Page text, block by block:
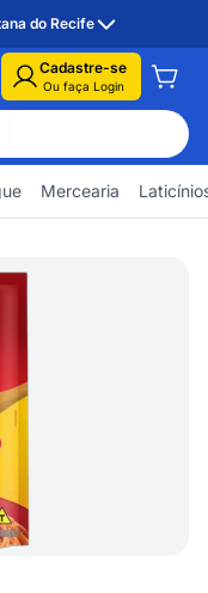
do Recife
Cadastre-se
Ou faça Login
Mercearia